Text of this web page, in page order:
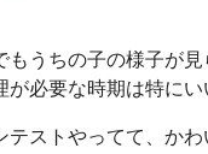
もうちの子の様子が見
必要な時期は特にい
テストやってて、か